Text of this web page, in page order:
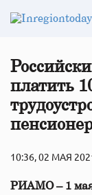
платить
10:36, 02 МАЯ
РИАМО – 1